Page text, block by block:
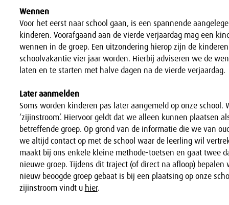
Wennen
Voor het eerst naar school gaan, is een spannende
kinderen. Voorafgaand aan de vierde verjaardag mag een
wennen in de groep. Een uitzondering hierop zijn de
schoolvakantie vier jaar worden. Hierbij adviseren we de
laten en te starten met halve dagen na de vierde verjaardag.
Later aanmelden
Soms worden kinderen pas later aangemeld op onze school.
‘zijinstroom’. Hiervoor geldt dat we alleen kunnen plaatsen
betreffende groep. Op grond van de informatie die we van
we altijd contact op met de school waar de leerling wil
maakt bij ons enkele kleine methode-toetsen en gaat twee
nieuwe groep. Tijdens dit traject (of direct na afloop) bepalen
nieuw beoogde groep gebaat is bij een plaatsing op onze
zijinstroom vindt u hier.